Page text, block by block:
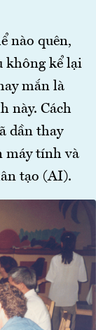
nào quên,
không kể lại
mắn là
này. Cách
dần thay
máy tính và
tạo (AI).